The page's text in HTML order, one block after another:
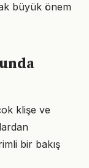
büyük önem
klişe ve
bir bakış